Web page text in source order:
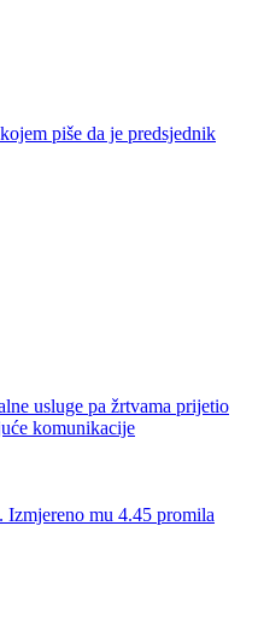
piše da je predsjednik
usluge pa žrtvama prijetio
komunikacije
mu 4.45 promila